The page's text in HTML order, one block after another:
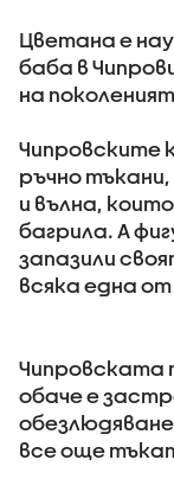
Цветана е
баба в
на
Чипровските
ръчно
и вълна,
багрила. А
запазили
всяка една
Чипровската
обаче е
все още